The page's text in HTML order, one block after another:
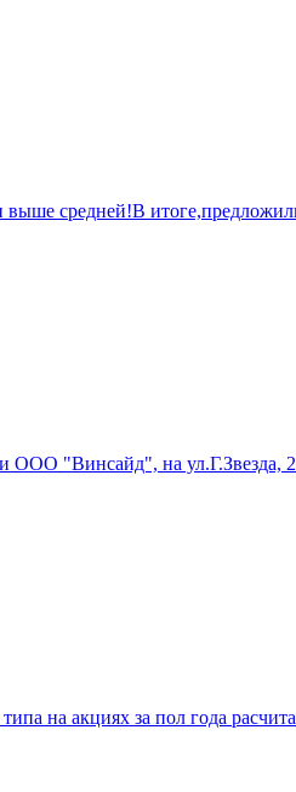
средней!В
"Винсайд", на ул.Г.Звезда,
на акциях за пол года